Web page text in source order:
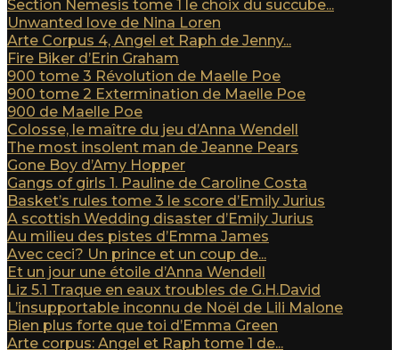
Section Nemesis tome 1 le choix du succube...
Unwanted love de Nina Loren
Arte Corpus 4, Angel et Raph de Jenny...
Fire Biker d’Erin Graham
900 tome 3 Révolution de Maelle Poe
900 tome 2 Extermination de Maelle Poe
900 de Maelle Poe
Colosse, le maître du jeu d’Anna Wendell
The most insolent man de Jeanne Pears
Gone Boy d’Amy Hopper
Gangs of girls 1. Pauline de Caroline Costa
Basket’s rules tome 3 le score d’Emily Jurius
A scottish Wedding disaster d’Emily Jurius
Au milieu des pistes d’Emma James
Avec ceci? Un prince et un coup de...
Et un jour une étoile d’Anna Wendell
Liz 5.1 Traque en eaux troubles de G.H.David
L’insupportable inconnu de Noël de Lili Malone
Bien plus forte que toi d’Emma Green
Arte corpus: Angel et Raph tome 1 de...